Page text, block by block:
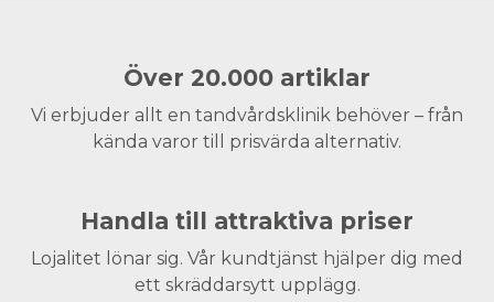
Över 20.000 artiklar
Vi erbjuder allt en tandvårdsklinik behöver – från
kända varor till prisvärda alternativ.
Handla till attraktiva priser
Lojalitet lönar sig. Vår kundtjänst hjälper dig med
ett skräddarsytt upplägg.